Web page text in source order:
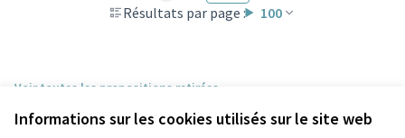
Informations sur les cookies utilisés sur le site web
Résultats par page : 100
Voir toutes les propositions retirées